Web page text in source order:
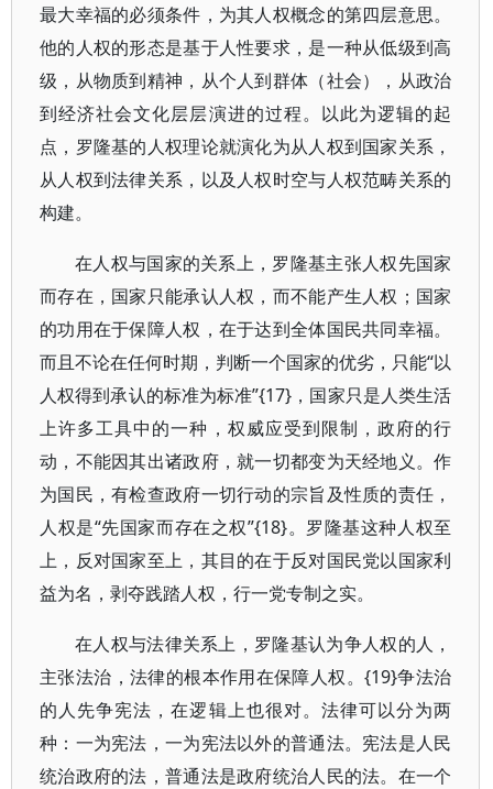
最大幸福的必须条件，为其人权概念的第四层意思。
他的人权的形态是基于人性要求，是一种从低级到高
级，从物质到精神，从个人到群体（社会），从政治
到经济社会文化层层演进的过程。以此为逻辑的起
点，罗隆基的人权理论就演化为从人权到国家关系，
从人权到法律关系，以及人权时空与人权范畴关系的
构建。
在人权与国家的关系上，罗隆基主张人权先国家
而存在，国家只能承认人权，而不能产生人权；国家
的功用在于保障人权，在于达到全体国民共同幸福。
而且不论在任何时期，判断一个国家的优劣，只能“以
人权得到承认的标准为标准”{17}，国家只是人类生活
上许多工具中的一种，权威应受到限制，政府的行
动，不能因其出诸政府，就一切都变为天经地义。作
为国民，有检查政府一切行动的宗旨及性质的责任，
人权是“先国家而存在之权”{18}。罗隆基这种人权至
上，反对国家至上，其目的在于反对国民党以国家利
益为名，剥夺践踏人权，行一党专制之实。
在人权与法律关系上，罗隆基认为争人权的人，
主张法治，法律的根本作用在保障人权。{19}争法治
的人先争宪法，在逻辑上也很对。法律可以分为两
种：一为宪法，一为宪法以外的普通法。宪法是人民
统治政府的法，普通法是政府统治人民的法。在一个